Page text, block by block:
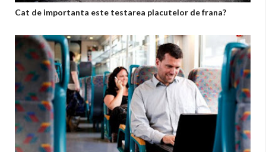
Cat de importanta este testarea placutelor de frana?